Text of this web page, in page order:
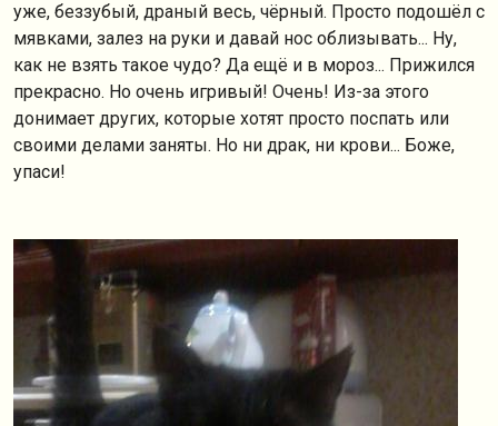
уже, беззубый, драный весь, чёрный. Просто подошёл с
мявками, залез на руки и давай нос облизывать... Ну,
как не взять такое чудо? Да ещё и в мороз... Прижился
прекрасно. Но очень игривый! Очень! Из-за этого
донимает других, которые хотят просто поспать или
своими делами заняты. Но ни драк, ни крови... Боже,
упаси!